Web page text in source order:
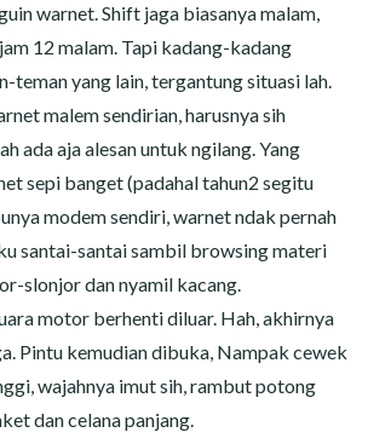
warnet. Shift jaga biasanya malam,
12 malam. Tapi kadang-kadang
teman yang lain, tergantung situasi lah.
malem sendirian, harusnya sih
ada aja alesan untuk ngilang. Yang
sepi banget (padahal tahun2 segitu
modem sendiri, warnet ndak pernah
santai-santai sambil browsing materi
slonjor dan nyamil kacang.
motor berhenti diluar. Hah, akhirnya
Pintu kemudian dibuka, Nampak cewek
wajahnya imut sih, rambut potong
dan celana panjang.